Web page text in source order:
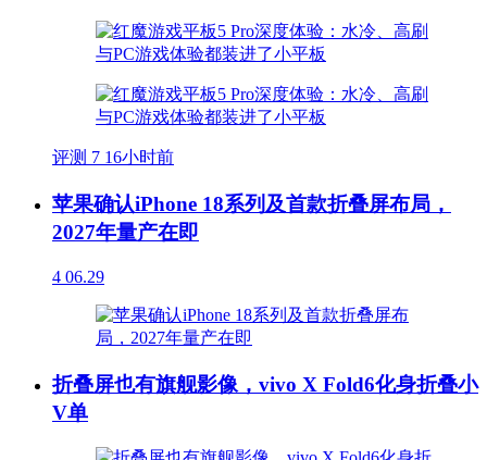
评测 7 16小时前
苹果确认iPhone 18系列及首款折叠屏布局，
2027年量产在即
4 06.29
折叠屏也有旗舰影像，vivo X Fold6化身折叠小
V单